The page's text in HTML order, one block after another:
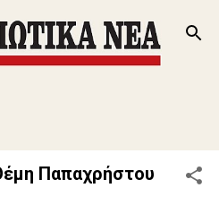
περιεχόμενο
Παπαχρήστου